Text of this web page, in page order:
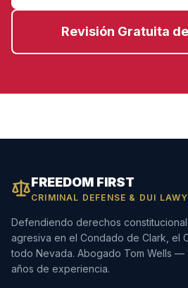
Revisión Gratuita
FREEDOM FIRST
CRIMINAL DEFENSE & DUI
Defendiendo derechos
agresiva en el Condado de Clark, el
todo Nevada. Abogado Tom Wells —
años de experiencia.